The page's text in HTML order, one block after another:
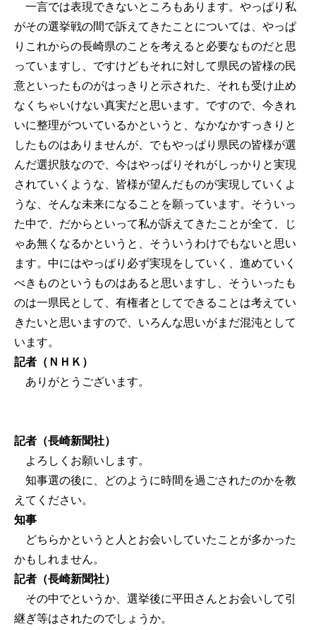
一言では表現できないところもあります。やっぱり私
がその選挙戦の間で訴えてきたことについては、やっぱ
りこれからの長崎県のことを考えると必要なものだと思
っていますし、ですけどもそれに対して県民の皆様の民
意といったものがはっきりと示された、それも受け止め
なくちゃいけない真実だと思います。ですので、今きれ
いに整理がついているかというと、なかなかすっきりと
したものはありませんが、でもやっぱり県民の皆様が選
んだ選択肢なので、今はやっぱりそれがしっかりと実現
されていくような、皆様が望んだものが実現していくよ
うな、そんな未来になることを願っています。そういっ
た中で、だからといって私が訴えてきたことが全て、じ
ゃあ無くなるかというと、そういうわけでもないと思い
ます。中にはやっぱり必ず実現をしていく、進めていく
べきものというものはあると思いますし、そういったも
のは一県民として、有権者としてできることは考えてい
きたいと思いますので、いろんな思いがまだ混沌として
います。
記者（ＮＨＫ）
ありがとうございます。
記者（長崎新聞社）
よろしくお願いします。
知事選の後に、どのように時間を過ごされたのかを教
えてください。
知事
どちらかというと人とお会いしていたことが多かった
かもしれません。
記者（長崎新聞社）
その中でというか、選挙後に平田さんとお会いして引
継ぎ等はされたのでしょうか。